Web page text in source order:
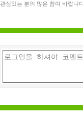
관심있는 분의 많은 참여 바랍니